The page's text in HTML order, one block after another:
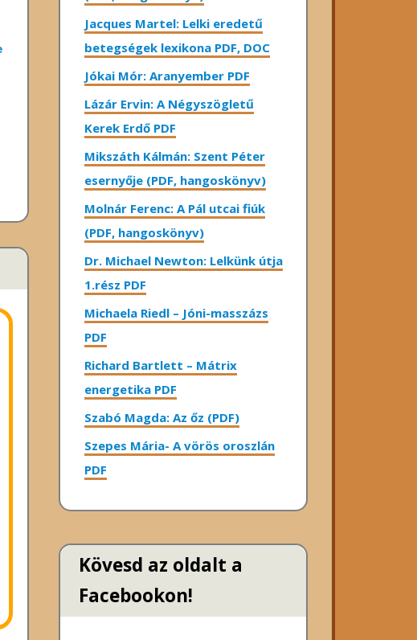
Jacques Martel: Lelki eredetű
betegségek lexikona PDF, DOC
Jókai Mór: Aranyember PDF
Lázár Ervin: A Négyszögletű
Kerek Erdő PDF
Mikszáth Kálmán: Szent Péter
esernyője (PDF, hangoskönyv)
Molnár Ferenc: A Pál utcai fiúk
(PDF, hangoskönyv)
Dr. Michael Newton: Lelkünk útja
1.rész PDF
Michaela Riedl – Jóni-masszázs
PDF
Richard Bartlett – Mátrix
energetika PDF
Szabó Magda: Az őz (PDF)
Szepes Mária- A vörös oroszlán
PDF
Kövesd az oldalt a
Facebookon!